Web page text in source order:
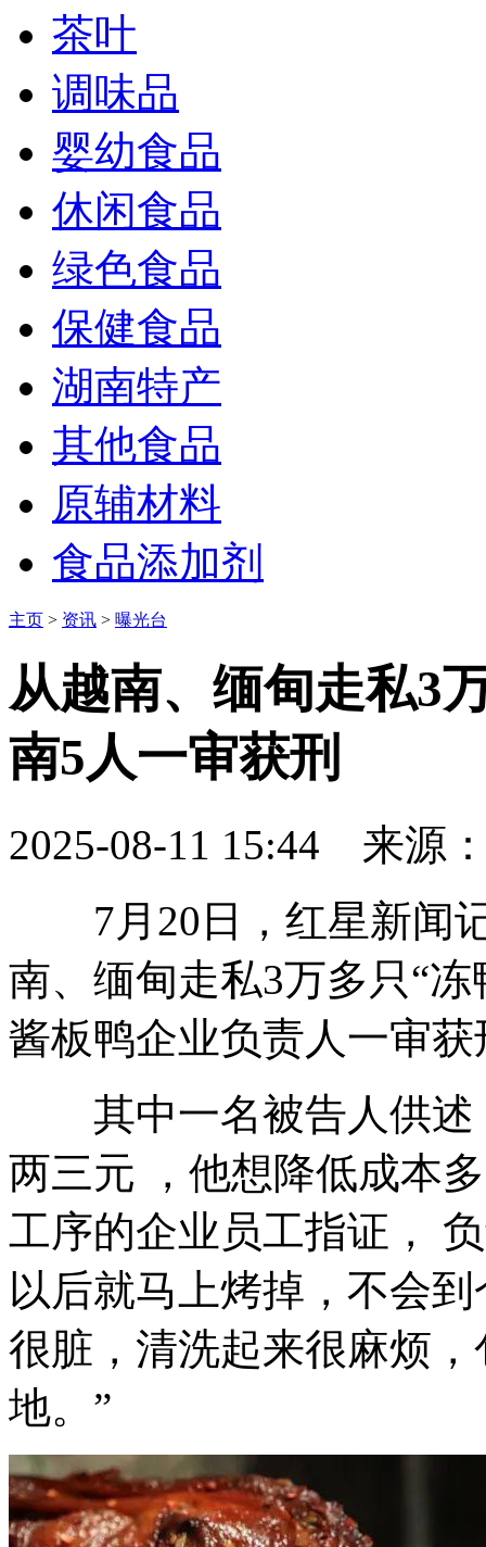
茶叶
调味品
婴幼食品
休闲食品
绿色食品
保健食品
湖南特产
其他食品
原辅材料
食品添加剂
主页 > 资讯 > 曝光台
从越南、缅甸走私3
南5人一审获刑
2025-08-11 15:44
来源
7月20日，红星新闻记
南、缅甸走私3万多只“
酱板鸭企业负责人一审获
其中一名被告人供述
两三元 ，他想降低成本
工序的企业员工指证，
以后就马上烤掉，不会
很脏，清洗起来很麻烦
地。”